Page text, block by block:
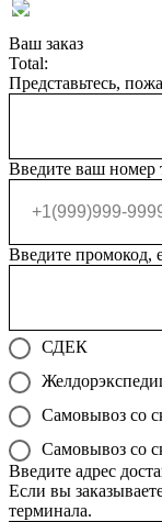
Ваш заказ
Total:
Представьтесь,
Введите ваш номер
Введите промокод,
СДЕК
Самовывоз со
Самовывоз со
Введите адрес
Если вы
терминала.